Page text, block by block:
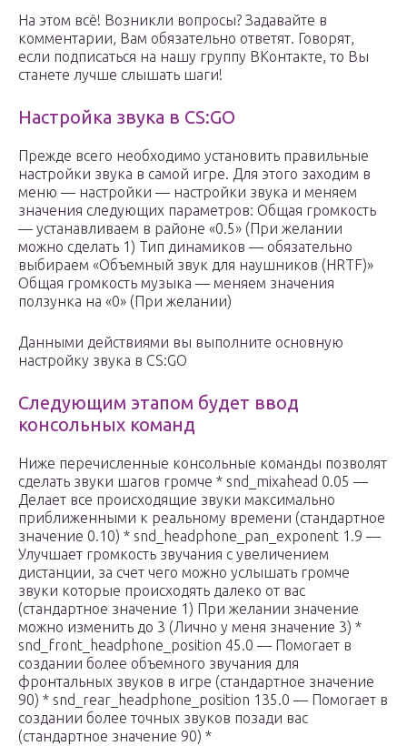
На этом всё! Возникли вопросы? Задавайте в
комментарии, Вам обязательно ответят. Говорят,
если подписаться на нашу группу ВКонтакте, то Вы
станете лучше слышать шаги!
Настройка звука в CS:GO
Прежде всего необходимо установить правильные
настройки звука в самой игре. Для этого заходим в
меню — настройки — настройки звука и меняем
значения следующих параметров: Общая громкость
— устанавливаем в районе «0.5» (При желании
можно сделать 1) Тип динамиков — обязательно
выбираем «Объемный звук для наушников (HRTF)»
Общая громкость музыка — меняем значения
ползунка на «0» (При желании)
Данными действиями вы выполните основную
настройку звука в CS:GO
Следующим этапом будет ввод
консольных команд
Ниже перечисленные консольные команды позволят
сделать звуки шагов громче * snd_mixahead 0.05 —
Делает все происходящие звуки максимально
приближенными к реальному времени (стандартное
значение 0.10) * snd_headphone_pan_exponent 1.9 —
Улучшает громкость звучания с увеличением
дистанции, за счет чего можно услышать громче
звуки которые происходять далеко от вас
(стандартное значение 1) При желании значение
можно изменить до 3 (Лично у меня значение 3) *
snd_front_headphone_position 45.0 — Помогает в
создании более объемного звучания для
фронтальных звуков в игре (стандартное значение
90) * snd_rear_headphone_position 135.0 — Помогает в
создании более точных звуков позади вас
(стандартное значение 90) *